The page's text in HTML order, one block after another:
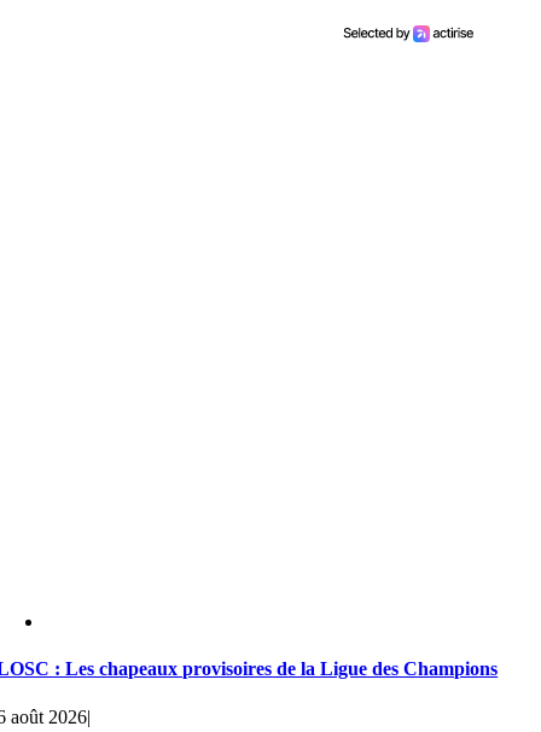
: Les chapeaux provisoires de la Ligue des Champions
août 2026|